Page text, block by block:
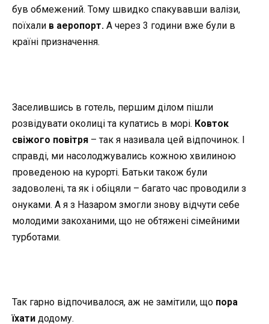
був обмежений. Тому швидко спакувавши валізи,
поїхали в аеропорт. А через 3 години вже були в
країні призначення.
Заселившись в готель, першим ділом пішли
розвідувати околиці та купатись в морі. Ковток
свіжого повітря – так я називала цей відпочинок. І
справді, ми насолоджувались кожною хвилиною
проведеною на курорті. Батьки також були
задоволені, та як і обіцяли – багато час проводили з
онуками. А я з Назаром змогли знову відчути себе
молодими закоханими, що не обтяжені сімейними
турботами.
Так гарно відпочивалося, аж не замітили, що пора
їхати додому.